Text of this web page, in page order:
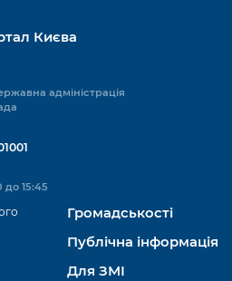
Києва
адміністрація
до 15:45
Громадськості
Публічна інформація
Для ЗМІ